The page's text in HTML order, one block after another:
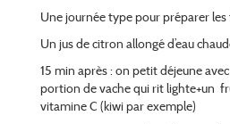
Une journée type pour préparer les
Un jus de citron allongé d’eau
15 min après : on petit déjeune
portion de vache qui rit lighte+un
vitamine C (kiwi par exemple)